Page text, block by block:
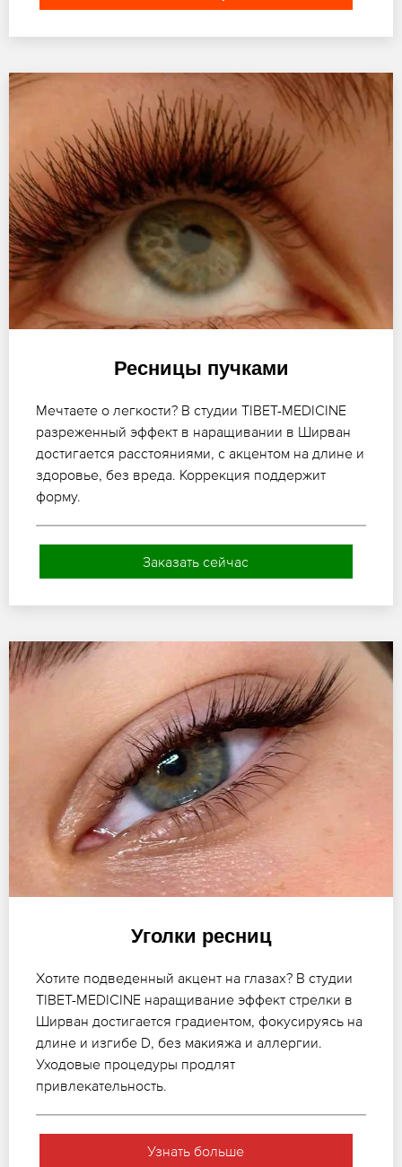
Ресницы пучками
Мечтаете о легкости? В студии TIBET-MEDICINE
разреженный эффект в наращивании в Ширван
достигается расстояниями, с акцентом на длине и
здоровье, без вреда. Коррекция поддержит
форму.
Заказать сейчас
Уголки ресниц
Хотите подведенный акцент на глазах? В студии
TIBET-MEDICINE наращивание эффект стрелки в
Ширван достигается градиентом, фокусируясь на
длине и изгибе D, без макияжа и аллергии.
Уходовые процедуры продлят
привлекательность.
Узнать больше